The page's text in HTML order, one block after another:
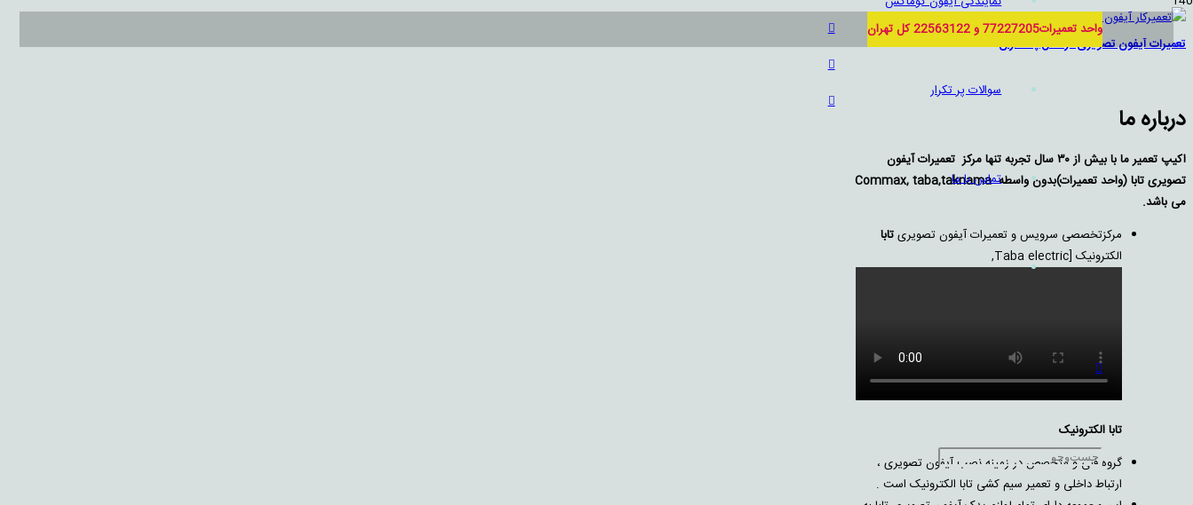
واحد تعمیرات77227205 و 22563122 کل تهران
سوالات پر تکرار
تماس با ما
تعمیرات آیفون تصویری در محل پاسداران
درباره ما
اکیپ تعمیر ما با بيش از ۳۰ سال تجربه تنها مركز تعمیرات آيفون
تصويری تابا (واحد تعمیرات)بدون واسطه Commax, taba,taknama
می باشد.
مرکزتخصصی سرویس و تعمیرات آیفون تصویریتابا
الکترونیک [Taba electric,
تابا الکترونیک
گروه فنی و متخصص در زمینه نصب آیفون تصویری ،
ارتباط داخلی و تعمیر سیم کشی تابا الکترونیک است .